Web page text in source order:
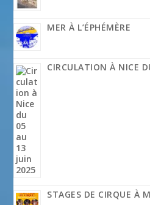
MER À L’ÉPHÉMÈRE
CIRCULATION À NICE
STAGES DE CIRQUE À